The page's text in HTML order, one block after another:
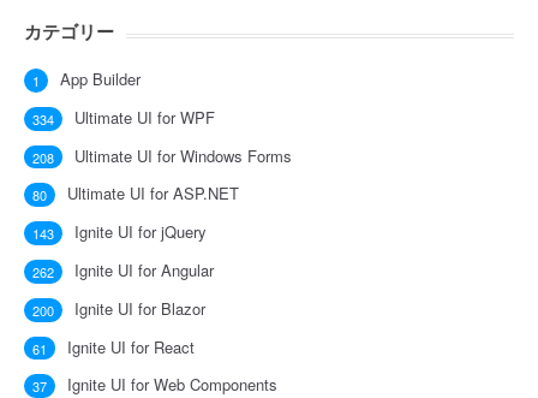
カテゴリー
App Builder
1
Ultimate UI for WPF
334
Ultimate UI for Windows Forms
208
Ultimate UI for ASP.NET
80
Ignite UI for jQuery
143
Ignite UI for Angular
262
Ignite UI for Blazor
200
Ignite UI for React
61
Ignite UI for Web Components
37